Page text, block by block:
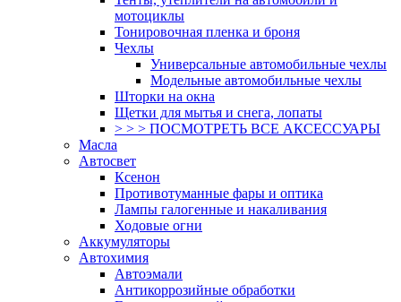
мотоциклы
Тонировочная пленка и броня
Чехлы
Универсальные автомобильные чехлы
Модельные автомобильные чехлы
Шторки на окна
Щетки для мытья и снега, лопаты
> > > ПОСМОТРЕТЬ ВСЕ АКСЕССУАРЫ
Масла
Автосвет
Ксенон
Противотуманные фары и оптика
Лампы галогенные и накаливания
Ходовые огни
Аккумуляторы
Автохимия
Автоэмали
Антикоррозийные обработки